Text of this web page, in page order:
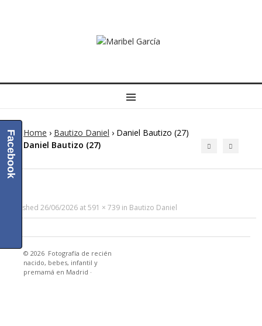
MENU
Home › Bautizo Daniel › Daniel Bautizo (27)
Daniel Bautizo (27)
Published 26/06/2026 at591 × 739 in Bautizo Daniel
© 2026 Fotografía de recién
nacido, bebes, infantil y
premamá en Madrid ·
Facebook